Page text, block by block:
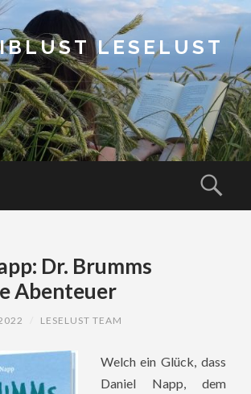
LESELUST
Dr. Brumms
Abenteuer
LESELUST TEAM
Welch ein Glück, dass
Daniel Napp, dem